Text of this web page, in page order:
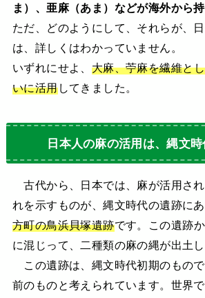
ま）、亜麻（あま）などが海外から
ただ、どのようにして、それらが、
は、詳しくはわかっていません。
いずれにせよ、 大麻、苧麻を繊維と
いに活用してきました。
日本人の麻の活用は、縄文時
古代から、日本では、麻が活用さ
れを示すものが、縄文時代の遺跡にあ
方町の鳥浜貝塚遺跡です。この遺跡
に混じって、二種類の麻の縄が出土し
この遺跡は、縄文時代初期のもの
前のものと考えられています。世界